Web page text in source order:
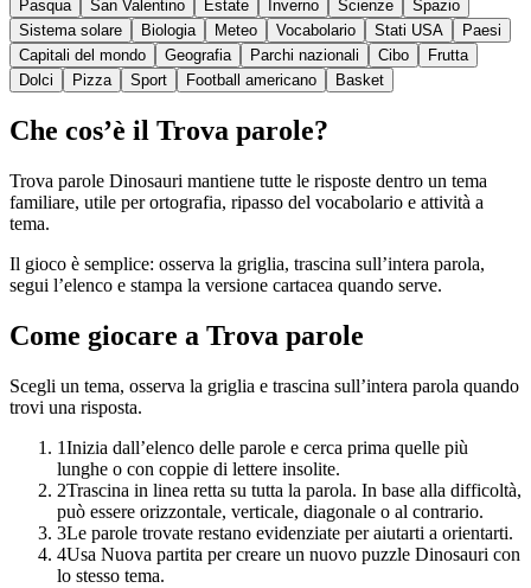
Pasqua San Valentino Estate Inverno Scienze
Spazio
Sistema solare
Biologia Meteo Vocabolario Stati USA
Paesi
Capitali del mondo
Geografia Parchi nazionali Cibo
Frutta
Dolci
Pizza Sport Football americano Basket
Che cos’è il Trova parole?
Trova parole Dinosauri mantiene tutte le risposte dentro un tema
familiare, utile per ortografia, ripasso del vocabolario e attività a
tema.
Il gioco è semplice: osserva la griglia, trascina sull’intera parola,
segui l’elenco e stampa la versione cartacea quando serve.
Come giocare a Trova parole
Scegli un tema, osserva la griglia e trascina sull’intera parola quando
trovi una risposta.
1Inizia dall’elenco delle parole e cerca prima quelle più
lunghe o con coppie di lettere insolite.
2Trascina in linea retta su tutta la parola. In base alla difficoltà,
può essere orizzontale, verticale, diagonale o al contrario.
3Le parole trovate restano evidenziate per aiutarti a orientarti.
4Usa Nuova partita per creare un nuovo puzzle Dinosauri con
lo stesso tema.